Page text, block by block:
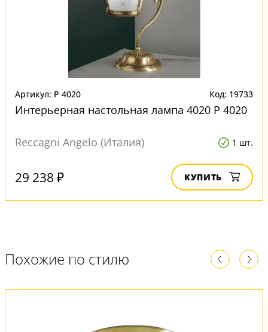
Артикул: P 4020 Код: 19733
Интерьерная настольная лампа 4020 P 4020
Reccagni Angelo (Италия) 1 шт.
29 238 ₽ КУПИТЬ
Похожие по стилю